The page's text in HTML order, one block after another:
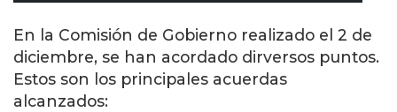
En la Comisión de Gobierno realizado el 2 de
diciembre, se han acordado dirversos puntos.
Estos son los principales acuerdas
alcanzados: